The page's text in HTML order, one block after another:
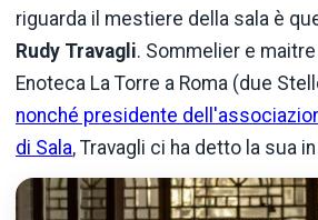
riguarda il mestiere della sala è
Rudy Travagli. Sommelier e
Enoteca La Torre a Roma (due
nonché presidente
di Sala, Travagli ci ha detto la sua